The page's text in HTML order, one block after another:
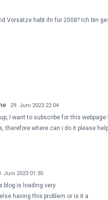
Vorsätze habt ihr für 2008? Ich bin
29. Juni 2023 22:04
up, I want to subscribe for this
therefore where can i do it please help.
Juni 2023 01:30
blog is loading very
having this problem or is it a